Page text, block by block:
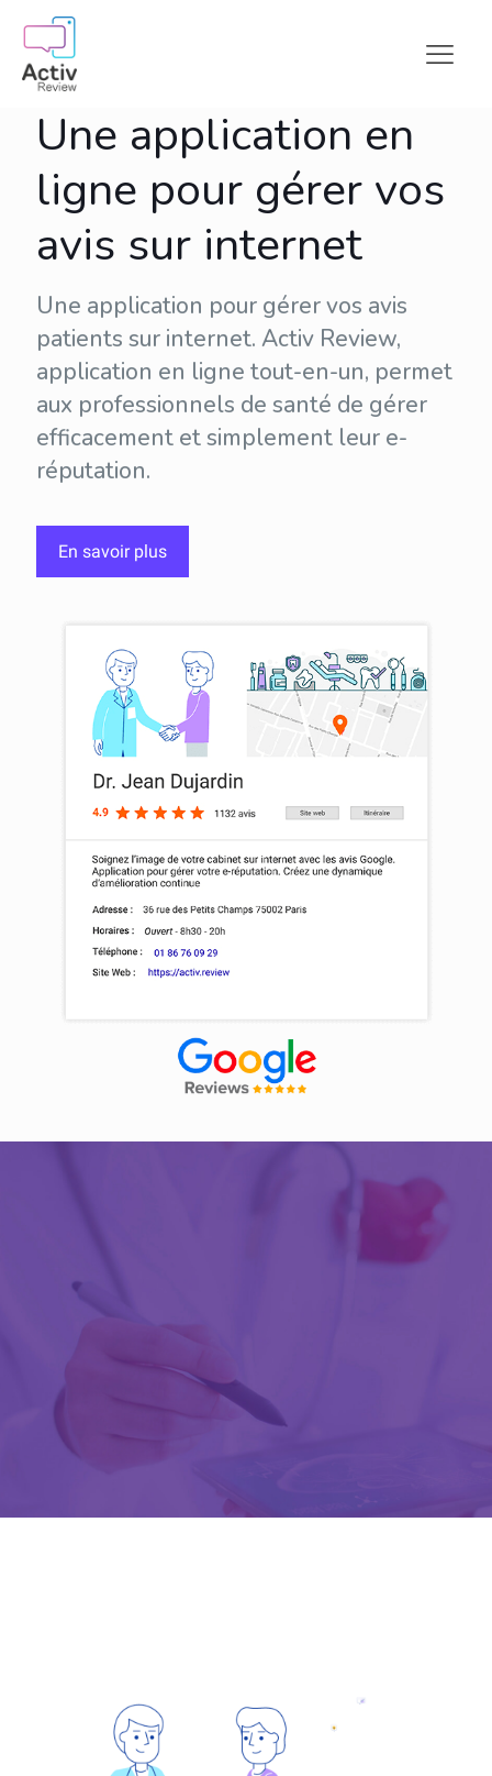
Une application en
ligne pour gérer vos
avis sur internet
Une application pour gérer vos avis
patients sur internet. Activ Review,
application en ligne tout-en-un, permet
aux professionnels de santé de gérer
efficacement et simplement leur e-
réputation.
En savoir plus